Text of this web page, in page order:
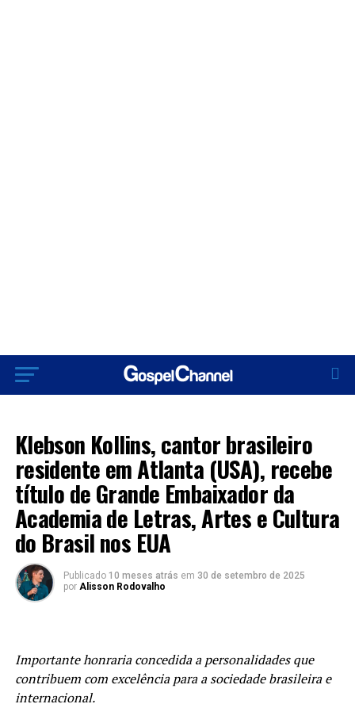
Klebson Kollins, cantor brasileiro
residente em Atlanta (USA), recebe
título de Grande Embaixador da
Academia de Letras, Artes e Cultura
do Brasil nos EUA
Publicado 10 meses atrás em 30 de setembro de 2025
por Alisson Rodovalho
Importante honraria concedida apersonalidades que
contribuem com excelência para a sociedade brasileira e
internacional.